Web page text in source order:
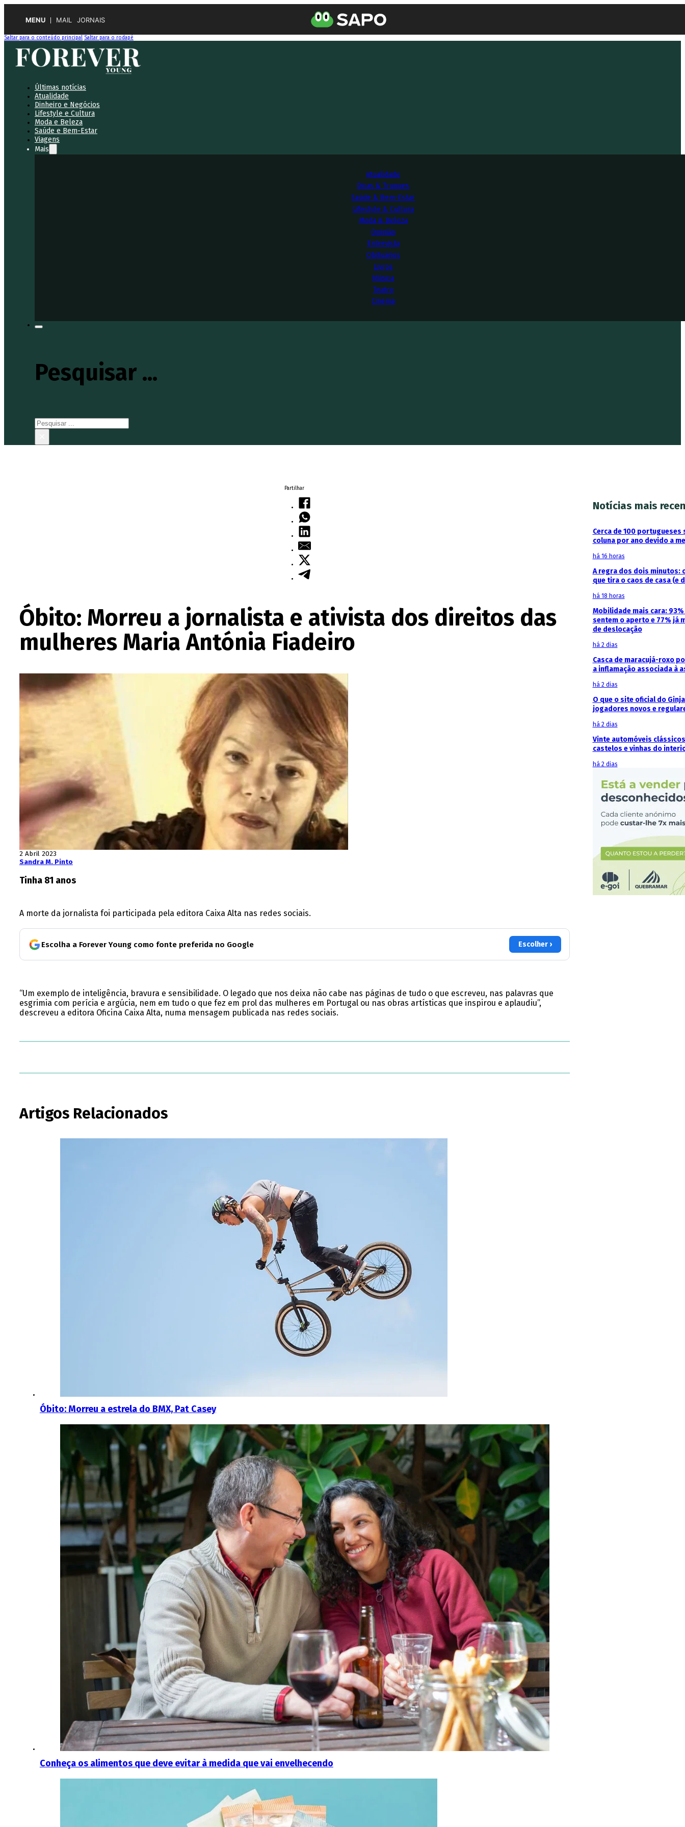
MENU MAIL JORNAIS
Saltar para o conteúdo principal Saltar para o rodapé
Últimas notícias
Atualidade
Dinheiro e Negócios
Lifestyle e Cultura
Moda e Beleza
Saúde e Bem-Estar
Viagens
Mais
Atualidade
Dicas & Truques
Saúde & Bem-Estar
Lifestyle & Cultura
Moda & Beleza
Opinião
Entrevista
Obituários
Livros
Música
Teatro
Cinema
Pesquisar ...
Pesquisar
Partilhar
Óbito: Morreu a jornalista e ativista dos direitos das
mulheres Maria Antónia Fiadeiro
2 Abril 2023
Sandra M. Pinto
Tinha 81 anos
A morte da jornalista foi participada pela editora Caixa Alta nas redes sociais.
Escolha a Forever Young como fonte preferida no Google Escolher ›
“Um exemplo de inteligência, bravura e sensibilidade. O legado que nos deixa não cabe nas páginas de tudo o que escreveu, nas palavras que
esgrimia com perícia e argúcia, nem em tudo o que fez em prol das mulheres em Portugal ou nas obras artísticas que inspirou e aplaudiu”,
descreveu a editora Oficina Caixa Alta, numa mensagem publicada nas redes sociais.
Artigos Relacionados
Óbito: Morreu a estrela do BMX, Pat Casey
Conheça os alimentos que deve evitar à medida que vai envelhecendo
Notícias mais
Cerca de 100 portugueses
coluna por ano devido a
há 16 horas
A regra dos dois minutos:
que tira o caos de casa (e
há 18 horas
Mobilidade mais cara:
sentem o aperto e 77% já
de deslocação
há 2 dias
Casca de maracujá-roxo
a inflamação associada à
há 2 dias
O que o site oficial do
jogadores novos e
há 2 dias
Vinte automóveis
castelos e vinhas do
há 2 dias